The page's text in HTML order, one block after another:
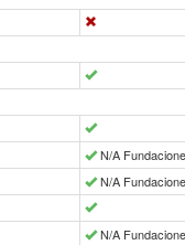
N/A
N/A
N/A